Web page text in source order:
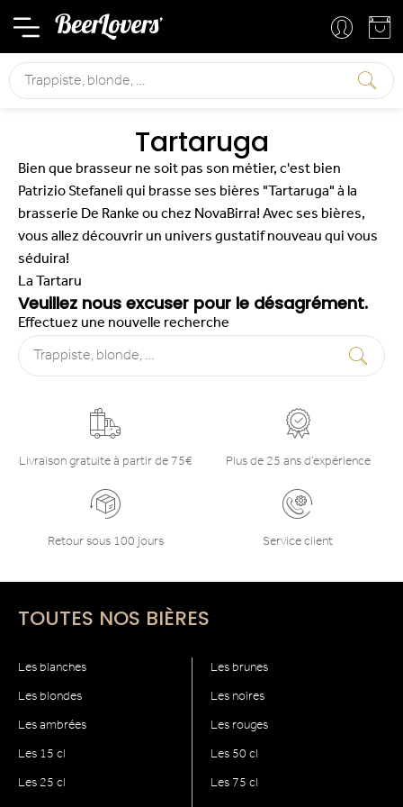
Tartaruga
Bien que brasseur ne soit pas son métier, c'est bien
Patrizio Stefaneli qui brasse ses bières "Tartaruga" à la
brasserie De Ranke ou chez NovaBirra! Avec ses bières,
vous allez découvrir un univers gustatif nouveau qui vous
séduira!
La Tartaru
Veuillez nous excuser pour le désagrément.
Effectuez une nouvelle recherche
Livraison gratuite à partir de 75€ Plus de 25 ans d’expérience
Retour sous 100 jours Service client
TOUTES NOS BIÈRES
Les blanches
Les blondes
Les ambrées
Les brunes
Les noires
Les rouges
Les 15 cl
Les 25 cl
Les 50 cl
Les 75 cl